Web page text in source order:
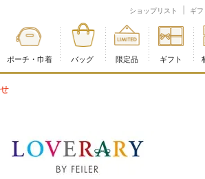
ショップリスト ギ
ポーチ・巾着 バッグ 限定品 ギフト
物流倉庫の休業に伴う配送のお知らせ